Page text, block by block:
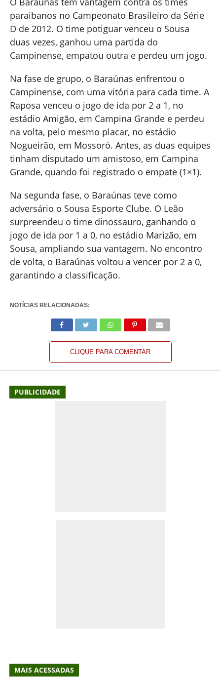
paraibanos no Campeonato Brasileiro da Série
D de 2012. O time potiguar venceu o Sousa
duas vezes, ganhou uma partida do
Campinense, empatou outra e perdeu um jogo.
Na fase de grupo, o Baraúnas enfrentou o
Campinense, com uma vitória para cada time. A
Raposa venceu o jogo de ida por 2 a 1, no
estádio Amigão, em Campina Grande e perdeu
na volta, pelo mesmo placar, no estádio
Nogueirão, em Mossoró. Antes, as duas equipes
tinham disputado um amistoso, em Campina
Grande, quando foi registrado o empate (1×1).
Na segunda fase, o Baraúnas teve como
adversário o Sousa Esporte Clube. O Leão
surpreendeu o time dinossauro, ganhando o
jogo de ida por 1 a 0, no estádio Marizão, em
Sousa, ampliando sua vantagem. No encontro
de volta, o Baraúnas voltou a vencer por 2 a 0,
garantindo a classificação.
NOTÍCIAS RELACIONADAS:
CLIQUE PARA COMENTAR
PUBLICIDADE
MAIS ACESSADAS